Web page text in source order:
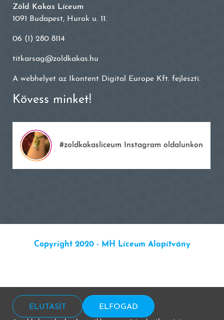
Zöld Kakas Líceum
1091 Budapest, Hurok u. 11.
06 (1) 280 8114
titkarsag@zoldkakas.hu
A webhelyet az Ikontent Digital Europe Kft. fejleszti.
Kövess minket!
#zoldkakasliceum Instagram oldalunkon
Copyright 2020 - MH Líceum Alapítvány
ELUTASÍT ELFOGAD